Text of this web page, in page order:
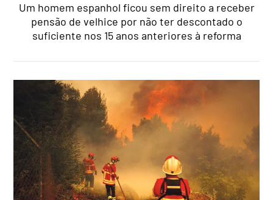
Um homem espanhol ficou sem direito a receber
pensão de velhice por não ter descontado o
suficiente nos 15 anos anteriores à reforma